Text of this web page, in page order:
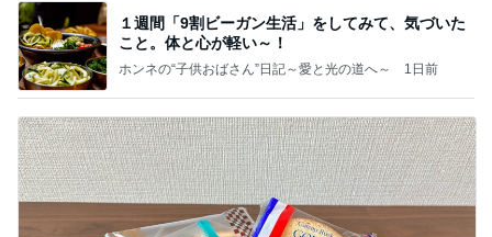
１週間「9割ビーガン生活」をしてみて、気づいた
こと。体と心が軽い～！
ホンネの“子供おばさん”日記～愛と光の道へ～ 1日前